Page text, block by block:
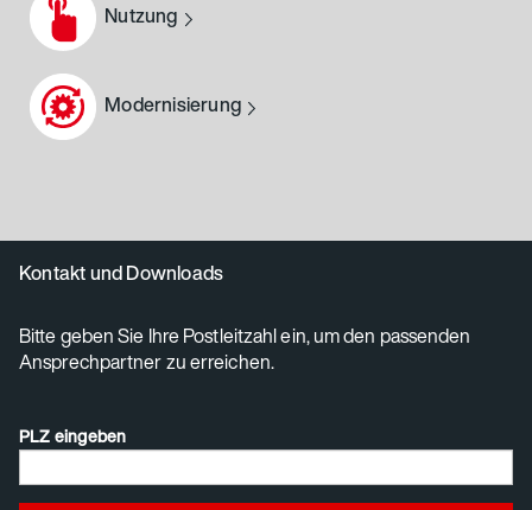
Nutzung
Modernisierung
Kontakt und Downloads
Bitte geben Sie Ihre Postleitzahl ein, um den passenden
Ansprechpartner zu erreichen.
PLZ eingeben